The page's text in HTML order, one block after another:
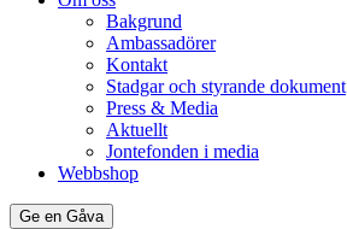
Bakgrund
Ambassadörer
Kontakt
Stadgar och styrande dokument
Press & Media
Aktuellt
Jontefonden i media
Webbshop
Ge en Gåva